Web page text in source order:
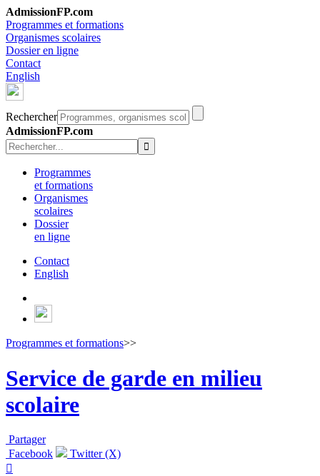
AdmissionFP.com
Programmes et formations
Organismes scolaires
Dossier en ligne
Contact
English
Rechercher
AdmissionFP.com
Programmes
et formations
Organismes
scolaires
Dossier
en ligne
Contact
English
Programmes et formations>>
Service de garde en milieu
scolaire
Partager
Facebook
Twitter (X)
